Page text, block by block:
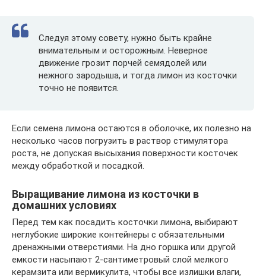
Следуя этому совету, нужно быть крайне
внимательным и осторожным. Неверное
движение грозит порчей семядолей или
нежного зародыша, и тогда лимон из косточки
точно не появится.
Если семена лимона остаются в оболочке, их полезно на
несколько часов погрузить в раствор стимулятора
роста, не допуская высыхания поверхности косточек
между обработкой и посадкой.
Выращивание лимона из косточки в
домашних условиях
Перед тем как посадить косточки лимона, выбирают
неглубокие широкие контейнеры с обязательными
дренажными отверстиями. На дно горшка или другой
емкости насыпают 2-сантиметровый слой мелкого
керамзита или вермикулита, чтобы все излишки влаги,